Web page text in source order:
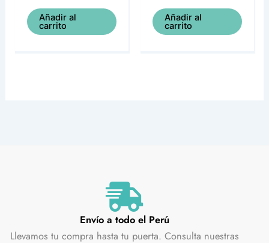
Añadir al
carrito
Añadir al
carrito
Envío a todo el Perú
Llevamos tu compra hasta tu puerta. Consulta nuestras